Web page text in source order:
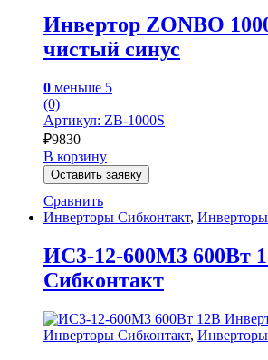
Инвертор ZONBO
чистый синус
0 меньше 5
(0)
Артикул: ZB-1000S
₽9830
В корзину
Оставить заявку
Сравнить
Инверторы Сибконтакт,
ИС3-12-600M3 600Вт
Сибконтакт
Инверторы Сибконтакт,